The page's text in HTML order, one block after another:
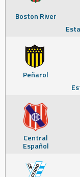
Boston River
Peñarol
Central
Español